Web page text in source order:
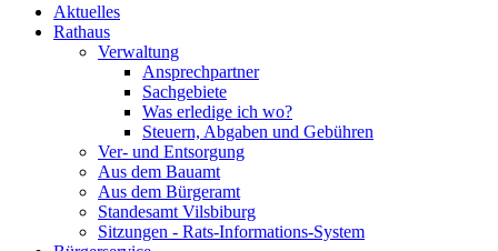
Aktuelles
Rathaus
Verwaltung
Ansprechpartner
Sachgebiete
Was erledige ich wo?
Steuern, Abgaben und Gebühren
Ver- und Entsorgung
Aus dem Bauamt
Aus dem Bürgeramt
Standesamt Vilsbiburg
Sitzungen - Rats-Informations-System